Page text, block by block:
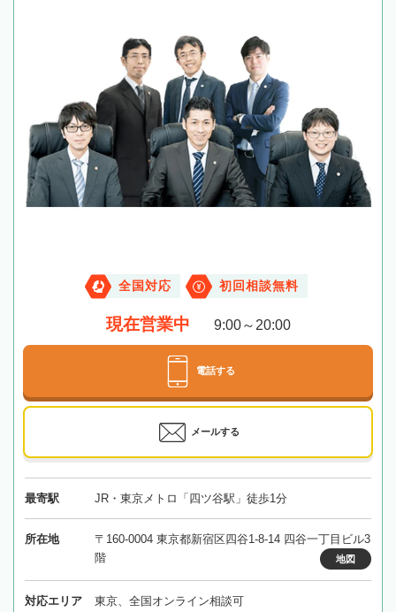
全国対応 初回相談無料
現在営業中 9:00～20:00
電話する
メールする
最寄駅 JR・東京メトロ「四ツ谷駅」徒歩1分
所在地
〒160-0004 東京都新宿区四谷1-8-14 四谷一丁目ビル3
階
地図
対応エリア 東京、全国オンライン相談可